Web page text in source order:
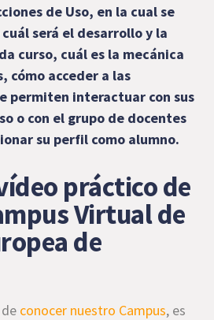
de Uso, en la cual se
será el desarrollo y la
curso, cuál es la mecánica
cómo acceder a las
permiten interactuar con sus
o con el grupo de docentes
su perfil como alumno.
práctico de
Virtual de
de
conocer nuestro Campus, es